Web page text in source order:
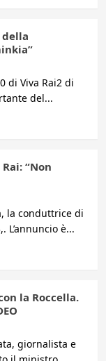
di Viva Rai2 di
del...
“Non
la conduttrice di
L’annuncio è...
la Roccella.
giornalista e